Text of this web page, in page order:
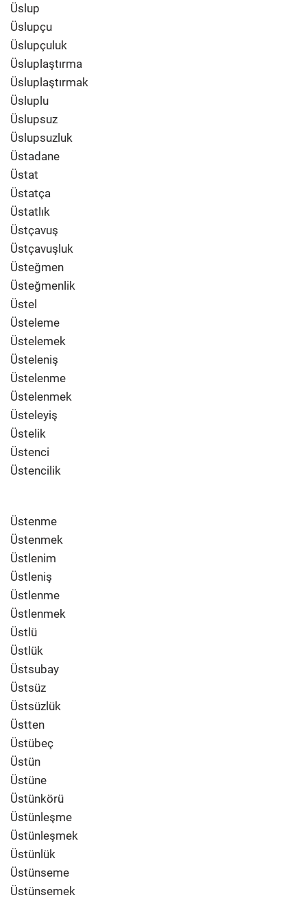
Üslup
Üslupçu
Üslupçuluk
Üsluplaştırma
Üsluplaştırmak
Üsluplu
Üslupsuz
Üslupsuzluk
Üstadane
Üstat
Üstatça
Üstatlık
Üstçavuş
Üstçavuşluk
Üsteğmen
Üsteğmenlik
Üstel
Üsteleme
Üstelemek
Üsteleniş
Üstelenme
Üstelenmek
Üsteleyiş
Üstelik
Üstenci
Üstencilik
Üstenme
Üstenmek
Üstlenim
Üstleniş
Üstlenme
Üstlenmek
Üstlü
Üstlük
Üstsubay
Üstsüz
Üstsüzlük
Üstten
Üstübeç
Üstün
Üstüne
Üstünkörü
Üstünleşme
Üstünleşmek
Üstünlük
Üstünseme
Üstünsemek